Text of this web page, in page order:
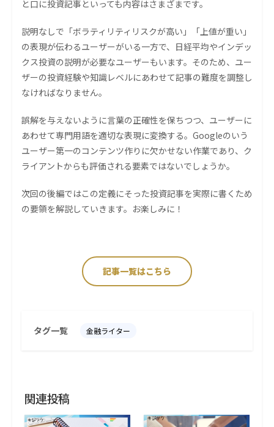
と口に投資記事といっても内容はさまざまです。
説明なしで「ボラティリティリスクが高い」「上値が重い」
の表現が伝わるユーザーがいる一方で、日経平均やインデッ
クス投資の説明が必要なユーザーもいます。そのため、ユー
ザーの投資経験や知識レベルにあわせて記事の難度を調整し
なければなりません。
誤解を与えないように言葉の正確性を保ちつつ、ユーザーに
あわせて専門用語を適切な表現に変換する。Googleのいう
ユーザー第一のコンテンツ作りに欠かせない作業であり、ク
ライアントからも評価される要素ではないでしょうか。
次回の後編ではこの定義にそった投資記事を実際に書くため
の要領を解説していきます。お楽しみに！
記事一覧はこちら
タグ一覧 金融ライター
関連投稿